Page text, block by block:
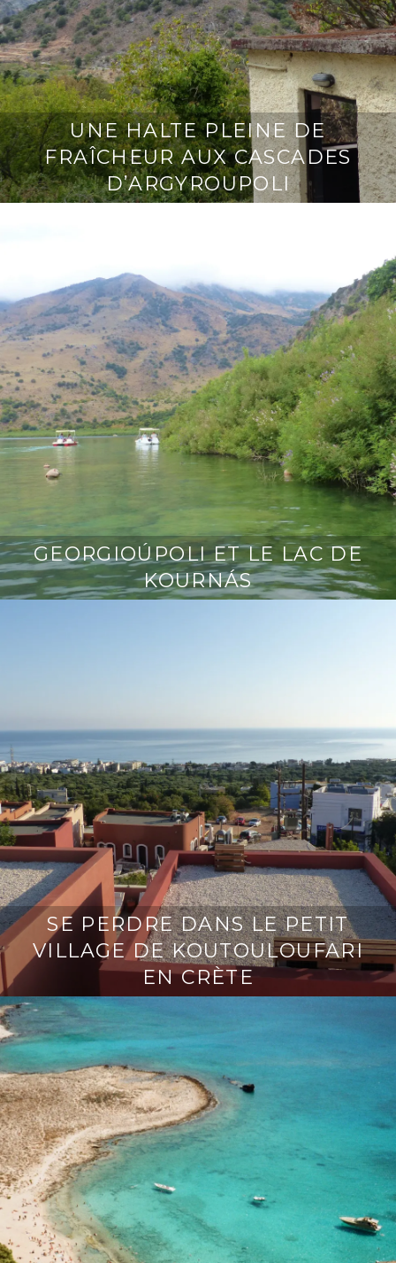
UNE HALTE PLEINE DE
FRAÎCHEUR AUX CASCADES
D’ARGYROUPOLI
GEORGIOÚPOLI ET LE LAC DE
KOURNÁS
SE PERDRE DANS LE PETIT
VILLAGE DE KOUTOULOUFARI
EN CRÈTE